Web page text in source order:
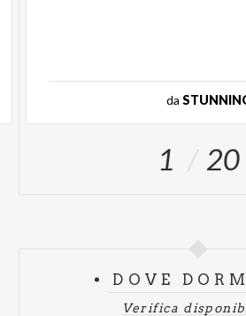
da
1 20
DOVE
Verifica